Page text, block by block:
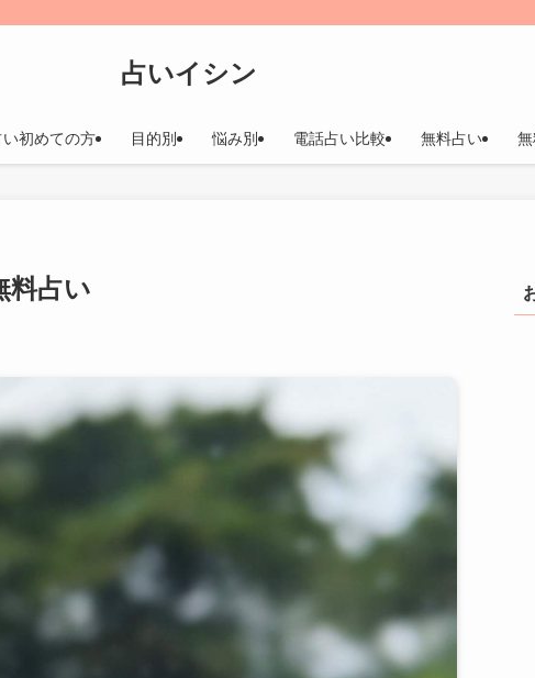
占いイシン
い初めての方 目的別 悩み別 電話占い比較 無料占い
料占い